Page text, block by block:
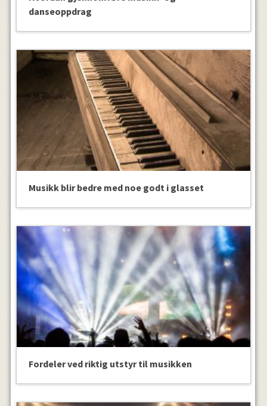
danseoppdrag
Musikk blir bedre med noe godt i glasset
Fordeler ved riktig utstyr til musikken